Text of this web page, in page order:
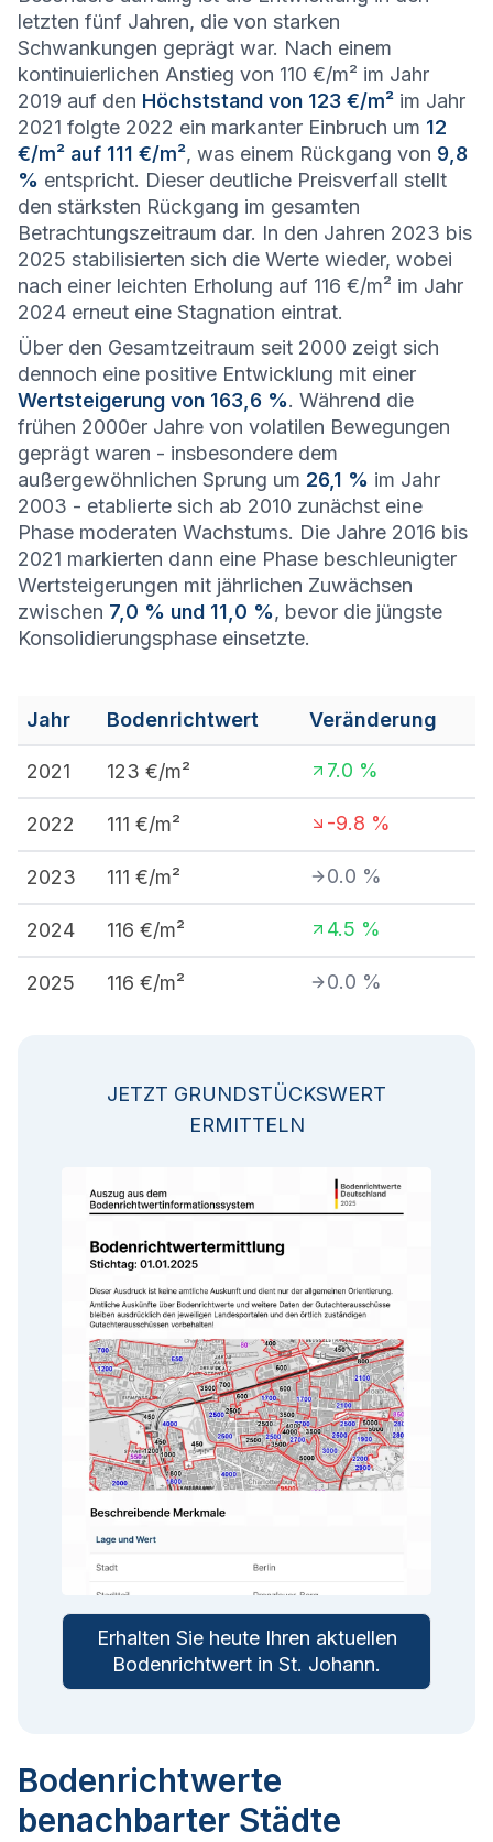
letzten fünf Jahren, die von starken
Schwankungen geprägt war. Nach einem
kontinuierlichen Anstieg von 110 €/m² im Jahr
2019 auf den Höchststand von 123 €/m² im Jahr
2021 folgte 2022 ein markanter Einbruch um 12
€/m² auf 111 €/m², was einem Rückgang von 9,8
% entspricht. Dieser deutliche Preisverfall stellt
den stärksten Rückgang im gesamten
Betrachtungszeitraum dar. In den Jahren 2023 bis
2025 stabilisierten sich die Werte wieder, wobei
nach einer leichten Erholung auf 116 €/m² im Jahr
2024 erneut eine Stagnation eintrat.
Über den Gesamtzeitraum seit 2000 zeigt sich
dennoch eine positive Entwicklung mit einer
Wertsteigerung von 163,6 %. Während die
frühen 2000er Jahre von volatilen Bewegungen
geprägt waren - insbesondere dem
außergewöhnlichen Sprung um 26,1 % im Jahr
2003 - etablierte sich ab 2010 zunächst eine
Phase moderaten Wachstums. Die Jahre 2016 bis
2021 markierten dann eine Phase beschleunigter
Wertsteigerungen mit jährlichen Zuwächsen
zwischen 7,0 % und 11,0 %, bevor die jüngste
Konsolidierungsphase einsetzte.
Jahr Bodenrichtwert Veränderung
2021 123 €/m² 7.0 %
2022 111 €/m² -9.8 %
2023 111 €/m² 0.0 %
2024 116 €/m² 4.5 %
2025 116 €/m² 0.0 %
JETZT GRUNDSTÜCKSWERT
ERMITTELN
Erhalten Sie heute Ihren aktuellen
Bodenrichtwert in St. Johann.
Bodenrichtwerte
benachbarter Städte